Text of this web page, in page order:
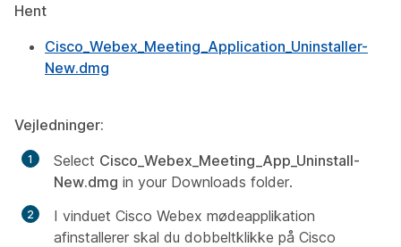
Hent
Cisco_Webex_Meeting_Application_Uninstaller-
New.dmg
Vejledninger:
Select Cisco_Webex_Meeting_App_Uninstall-
New.dmg in your Downloads folder.
I vinduet Cisco Webex mødeapplikation
afinstallerer skal du dobbeltklikke på Cisco